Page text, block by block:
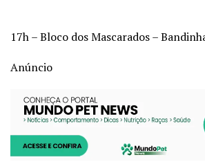
17h – Bloco dos Mascarados –
Anúncio